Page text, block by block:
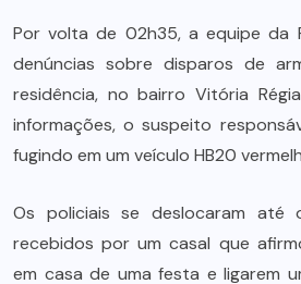
Por volta de 02h35, a equipe da
denúncias sobre disparos de
residência, no bairro Vitória
informações, o suspeito
fugindo em um veículo HB20
Os policiais se deslocaram até
recebidos por um casal que
em casa de uma festa e ligarem